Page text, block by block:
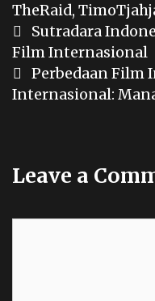
TheRaid,
Post
navigation
Sutradara
Film Internasional
Perbedaan Film
Internasional:
Leave a